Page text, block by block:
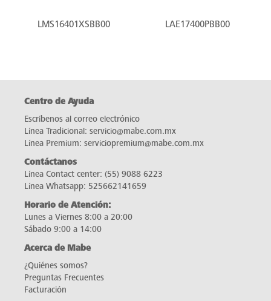
LMS16401XSBB00 LAE17400PBB00
Centro de Ayuda
Escríbenos al correo electrónico
Línea Tradicional: servicio@mabe.com.mx
Línea Premium: serviciopremium@mabe.com.mx
Contáctanos
Línea Contact center: (55) 9088 6223
Línea Whatsapp: 525662141659
Horario de Atención:
Lunes a Viernes 8:00 a 20:00
Sábado 9:00 a 14:00
Acerca de Mabe
¿Quiénes somos?
Preguntas Frecuentes
Facturación